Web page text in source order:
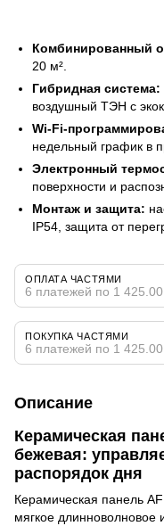
Комбинированный
20 м².
Гибридная система:
воздушный ТЭН с
Wi‑Fi-
недельный график в
Электронный
поверхности и
Монтаж и защита:
IP54, защита от
ОПЛАТА ЧАСТЯМИ
6 платежей по 1 425.00
ПОКУПКА ЧАСТЯМИ
6 платежей по 1 425.00
Описание
Керамическая
бежевая:
распорядок дня
Керамическая панель
мягкое длинноволновое